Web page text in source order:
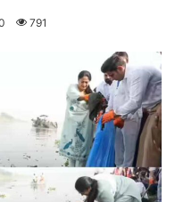
791